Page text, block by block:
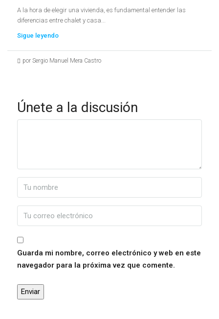
A la hora de elegir una vivienda, es fundamental entender las
diferencias entre chalet y casa...
Sigue leyendo
por Sergio Manuel Mera Castro
Únete a la discusión
Guarda mi nombre, correo electrónico y web en este
navegador para la próxima vez que comente.